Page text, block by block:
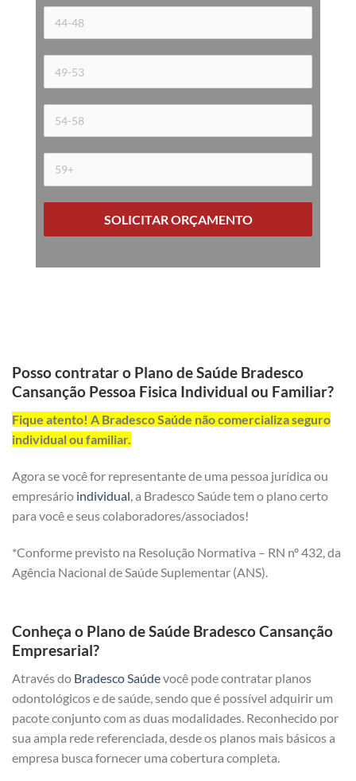
SOLICITAR ORÇAMENTO
Posso contratar o Plano de Saúde Bradesco
Cansanção Pessoa Fisica Individual ou Familiar?
Fique atento! A Bradesco Saúde não comercializa seguro
individual ou familiar.
Agora se você for representante de uma pessoa jurídica ou
empresário individual , a Bradesco Saúde tem o plano certo
para você e seus colaboradores/associados!
*Conforme previsto na Resolução Normativa – RN nº 432, da
Agência Nacional de Saúde Suplementar (ANS).
Conheça o Plano de Saúde Bradesco Cansanção
Empresarial?
Através do Bradesco Saúdevocê pode contratar planos
odontológicos e de saúde, sendo que é possível adquirir um
pacote conjunto com as duas modalidades. Reconhecido por
sua ampla rede referenciada, desde os planos mais básicos a
empresa busca fornecer uma cobertura completa.